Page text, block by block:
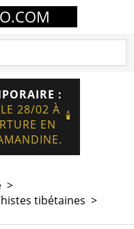
:
28/02 À
EN
🕯️
>
tibétaines >